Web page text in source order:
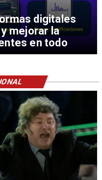
digitales
mejorar la
en todo